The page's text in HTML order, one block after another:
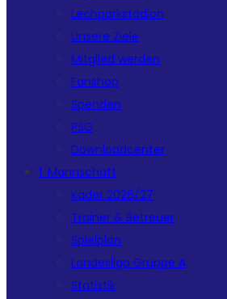
Lechparkstadion
Unsere Ziele
Mitglied werden
Fanshop
Spenden
PSG
Downloadcenter
1. Mannschaft
Kader 2026/27
Trainer & Betreuer
Spielplan
Landesliga Gruppe A
Statistik